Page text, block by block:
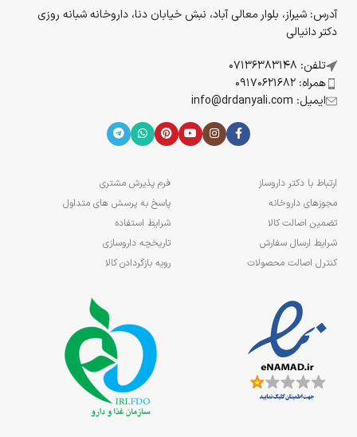
آدرس: شیراز، بلوار معالی آباد، نبش خیابان دنا، داروخانه شبانه روزی
دکتر دانیالی
تلفن: 07136383148
همراه: 09170621682
ایمیل: info@drdanyali.com
ارتباط با دکتر داروساز
مجوزهای داروخانه
تضمین اصالت کالا
شرایط ارسال سفارش
کنترل اصالت محصولات
فرم پذیرش مشتری
پاسخ به پرسش های متداول
شرایط استفاده
تاریخچه داروسازی
رویه بازگردادن کالا